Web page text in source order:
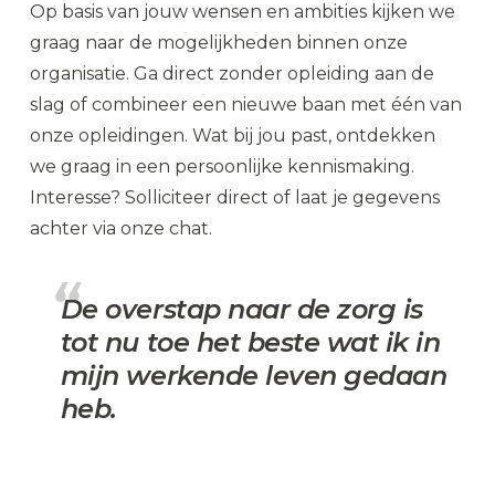
Op basis van jouw wensen en ambities kijken we
graag naar de mogelijkheden binnen onze
organisatie. Ga direct zonder opleiding aan de
slag of combineer een nieuwe baan met één van
onze opleidingen. Wat bij jou past, ontdekken
we graag in een persoonlijke kennismaking.
Interesse? Solliciteer direct of laat je gegevens
achter via onze chat.
De overstap naar de zorg is
tot nu toe het beste wat ik in
mijn werkende leven gedaan
heb.